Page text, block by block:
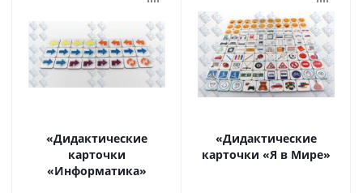
«Дидактические
карточки
«Информатика»
«Дидактические
карточки «Я в Мире»